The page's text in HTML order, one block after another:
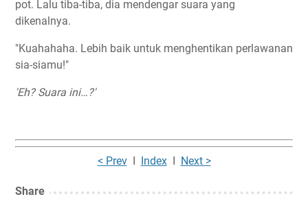
pot. Lalu tiba-tiba, dia mendengar suara yang
dikenalnya.
"Kuahahaha. Lebih baik untuk menghentikan perlawanan
sia-siamu!"
'Eh? Suara ini…?'
< PrevI IndexI Next >
Share